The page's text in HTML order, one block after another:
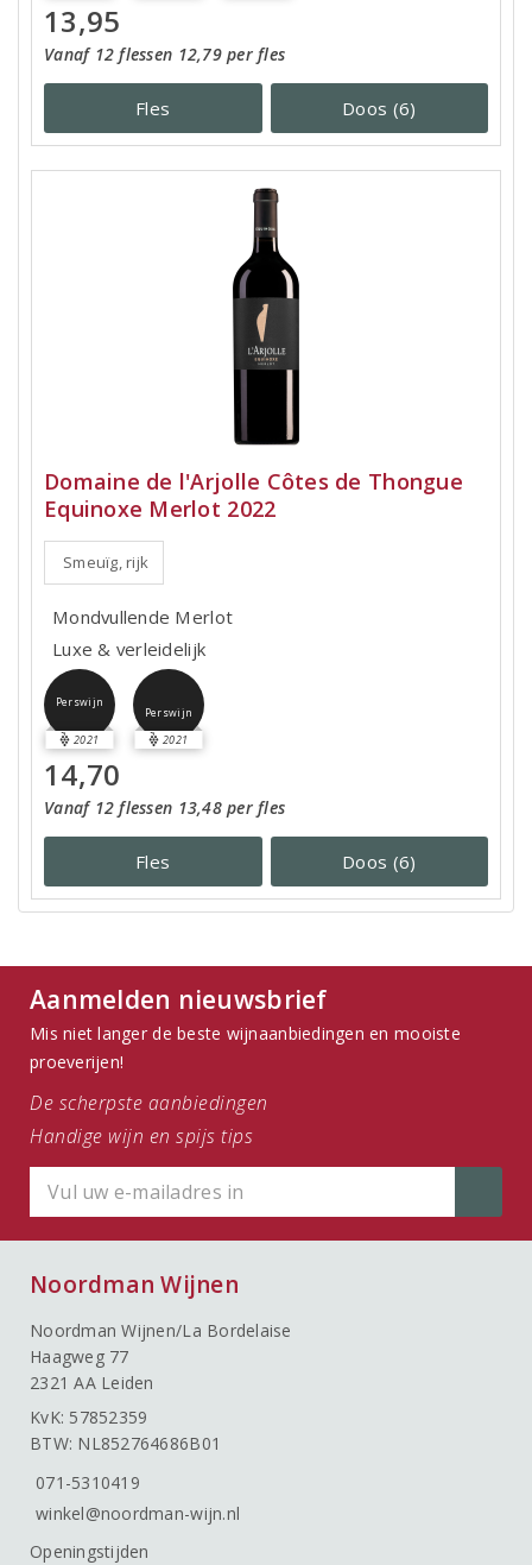
13,95
Vanaf 12 flessen 12,79 per fles
Fles Doos (6)
Domaine de l'Arjolle Côtes de Thongue
Equinoxe Merlot 2022
Smeuïg, rijk
Mondvullende Merlot
Luxe & verleidelijk
Perswijn
2021
Perswijn
2021
14,70
Vanaf 12 flessen 13,48 per fles
Fles Doos (6)
Aanmelden nieuwsbrief
Mis niet langer de beste wijnaanbiedingen en mooiste
proeverijen!
De scherpste aanbiedingen
Handige wijn en spijs tips
Noordman Wijnen
Noordman Wijnen/La Bordelaise
Haagweg 77
2321 AA Leiden
KvK: 57852359
BTW: NL852764686B01
071-5310419
winkel@noordman-wijn.nl
Openingstijden